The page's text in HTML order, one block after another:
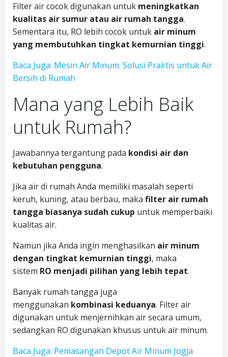
Filter air cocok digunakan untuk meningkatkan
kualitas air sumur atau air rumah tangga.
Sementara itu, RO lebih cocok untuk air minum
yang membutuhkan tingkat kemurnian tinggi.
Baca Juga: Mesin Air Minum: Solusi Praktis untuk Air
Bersih di Rumah
Mana yang Lebih Baik
untuk Rumah?
Jawabannya tergantung pada kondisi air dan
kebutuhan pengguna.
Jika air di rumah Anda memiliki masalah seperti
keruh, kuning, atau berbau, maka filter air rumah
tangga biasanya sudah cukup untuk memperbaiki
kualitas air.
Namun jika Anda ingin menghasilkan air minum
dengan tingkat kemurnian tinggi, maka
sistem RO menjadi pilihan yang lebih tepat.
Banyak rumah tangga juga
menggunakan kombinasi keduanya. Filter air
digunakan untuk menjernihkan air secara umum,
sedangkan RO digunakan khusus untuk air minum.
Baca Juga: Pemasangan Depot Air Minum Jogja